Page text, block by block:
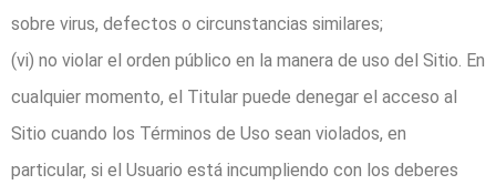
sobre virus, defectos o circunstancias similares;
(vi) no violar el orden público en la manera de uso del Sitio. En
cualquier momento, el Titular puede denegar el acceso al
Sitio cuando los Términos de Uso sean violados, en
particular, si el Usuario está incumpliendo con los deberes